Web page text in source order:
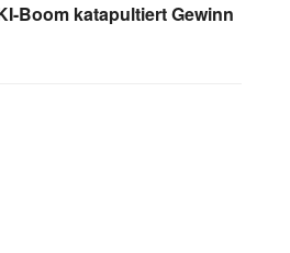
Boom katapultiert Gewinn